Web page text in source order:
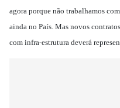
agora porque não trabalhamos
ainda no País. Mas novos
com infra-estrutura deverá